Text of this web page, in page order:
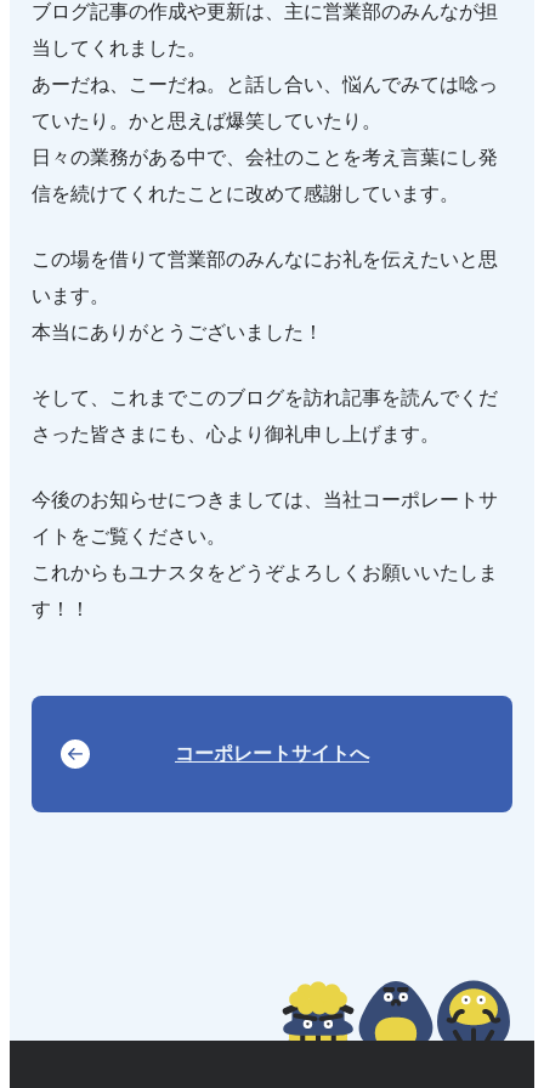
ブログ記事の作成や更新は、主に営業部のみんなが担
当してくれました。
あーだね、こーだね。と話し合い、悩んでみては唸っ
ていたり。かと思えば爆笑していたり。
日々の業務がある中で、会社のことを考え言葉にし発
信を続けてくれたことに改めて感謝しています。
この場を借りて営業部のみんなにお礼を伝えたいと思
います。
本当にありがとうございました！
そして、これまでこのブログを訪れ記事を読んでくだ
さった皆さまにも、心より御礼申し上げます。
今後のお知らせにつきましては、当社コーポレートサ
イトをご覧ください。
これからもユナスタをどうぞよろしくお願いいたしま
す！！
コーポレートサイトへ